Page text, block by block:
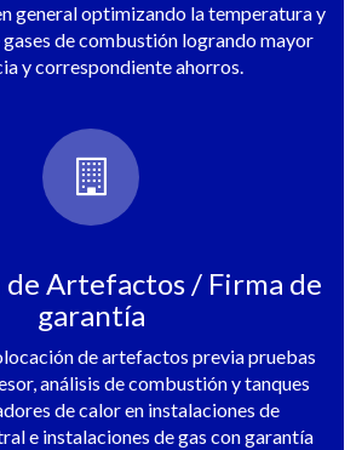
general optimizando la temperatura y
de combustión logrando mayor
y correspondiente ahorros.
de Artefactos / Firma de
garantía
de artefactos previa pruebas
análisis de combustión y tanques
de calor en instalaciones de
e instalaciones de gas con garantía